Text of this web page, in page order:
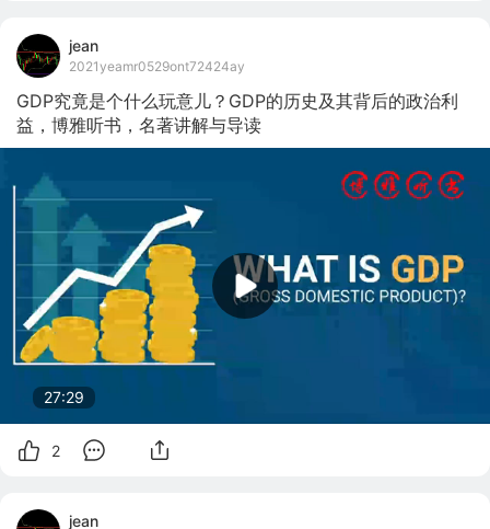
家》、《失控玩家》，便会明白电影里面游戏世界的底层就
是元宇宙，是一个复刻的虚拟现实世界。随着“网络生活”越
来
jean
2021yeamr0529ont72424ay
GDP究竟是个什么玩意儿？GDP的历史及其背后的政治利
益，博雅听书，名著讲解与导读
27:29
2
jean